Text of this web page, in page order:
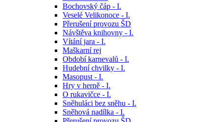
Bochovský čáp - I.
Veselé Velikonoce - I.
Přerušení provozu ŠD
Návštěva knihovny - I.
Vítání jara - I.
Maškarní rej
Období karnevalů - I.
Hudební chvilky - I.
Masopust - I.
Hry v herně - I.
O rukavičce - I.
Sněhuláci bez sněhu - I.
Sněhová nadílka - I.